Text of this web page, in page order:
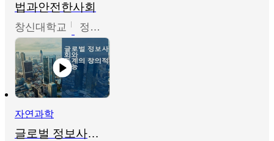
법과안전한사회
창신대학교 정연균
자연과학
글로벌 정보사회와 통계의 창의적 기능